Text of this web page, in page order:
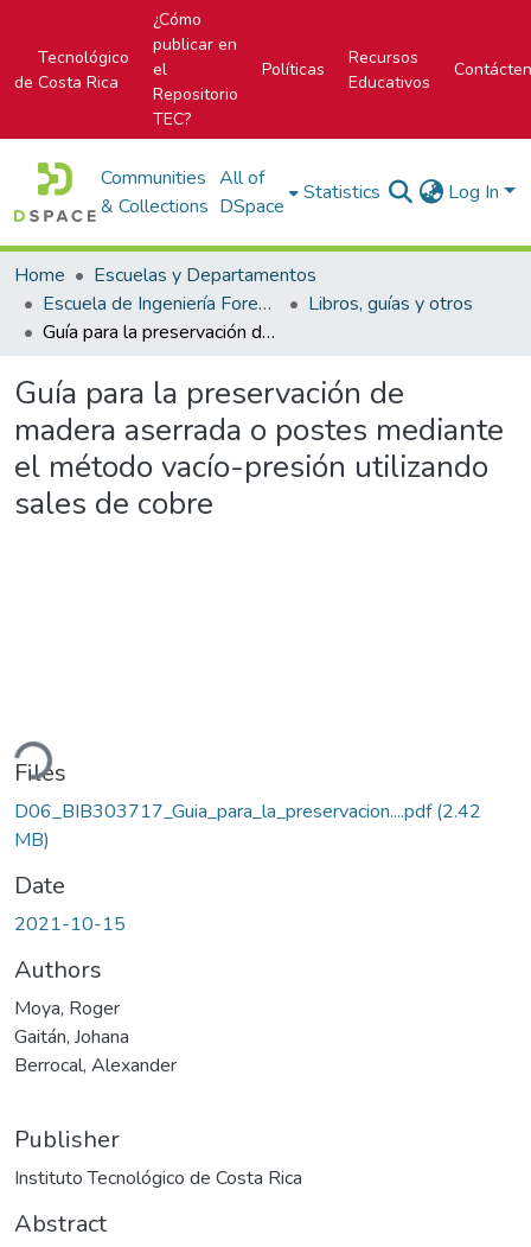
Tecnológico
de Costa Rica
¿Cómo
publicar en
el
Repositorio
TEC?
Políticas
Recursos
Educativos
Communities
& Collections
All of
DSpace
Statistics Log In
Home
Escuelas y Departamentos
Escuela de Ingeniería Forestal
Libros, guías y otros
Guía para la preservación de madera aserrada o postes mediante el método vacío-presión utilizando sales de cobre
Guía para la preservación de
madera aserrada o postes mediante
el método vacío-presión utilizando
sales de cobre
Files
D06_BIB303717_Guia_para_la_preservacion....pdf(2.42
MB)
Date
2021-10-15
Authors
Moya, Roger
Gaitán, Johana
Berrocal, Alexander
Publisher
Instituto Tecnológico de Costa Rica
Abstract